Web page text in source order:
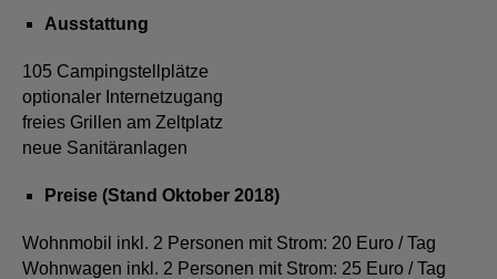
Ausstattung
105 Campingstellplätze
optionaler Internetzugang
freies Grillen am Zeltplatz
neue Sanitäranlagen
Preise (Stand Oktober 2018)
Wohnmobil inkl. 2 Personen mit Strom: 20 Euro / Tag
Wohnwagen inkl. 2 Personen mit Strom: 25 Euro / Tag